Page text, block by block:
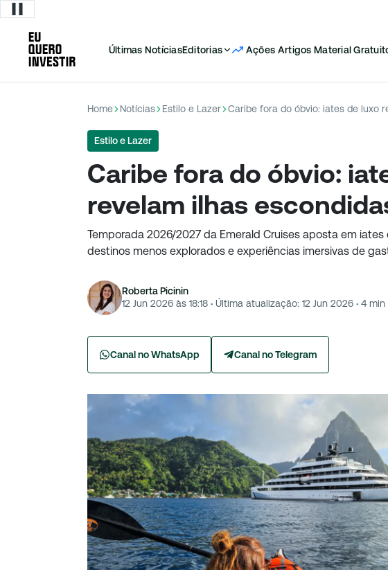
Últimas NotíciasEditorias Ações Artigos Material
Home Notícias Estilo e Lazer Caribe fora do óbvio: iates de luxo
Estilo e Lazer
Caribe fora do óbvio:
revelam ilhas
Temporada 2026/2027 da Emerald Cruises aposta em
destinos menos explorados e experiências imersivas de
Roberta Picinin
12 Jun 2026 às 18:18 · Última atualização: 12 Jun 2026 · 4min
Canal no WhatsApp Canal no Telegram